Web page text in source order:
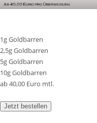
1g Goldbarren
2,5g Goldbarren
5g Goldbarren
10g Goldbarren
ab 40,00 Euro mtl.
Jetzt bestellen